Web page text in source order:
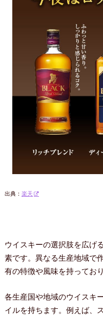
出典： 楽天
ウイスキーの選択肢を広げ
素です。異なる生産地域で
有の特徴や風味を持ってお
各生産国や地域のウイスキ
イルを持ちます。例えば、